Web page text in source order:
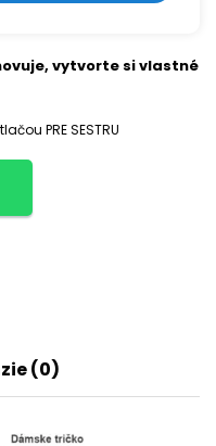
vytvorte si vlastné
PRE SESTRU
(0)